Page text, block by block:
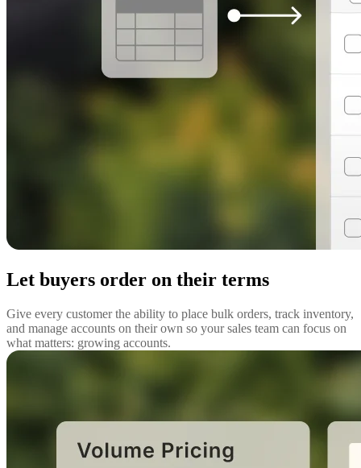
Let buyers order on their terms
Give every customer the ability to place bulk orders, track inventory,
and manage accounts on their own so your sales team can focus on
what matters: growing accounts.